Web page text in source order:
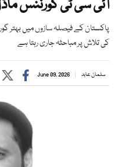
آئی سی ٹی گورننس
پاکستان کے فیصلہ سازوں میں بہتر
کی تلاش پر مباحثہ جاری رہتا ہے
سلمان عابد June 09, 2026